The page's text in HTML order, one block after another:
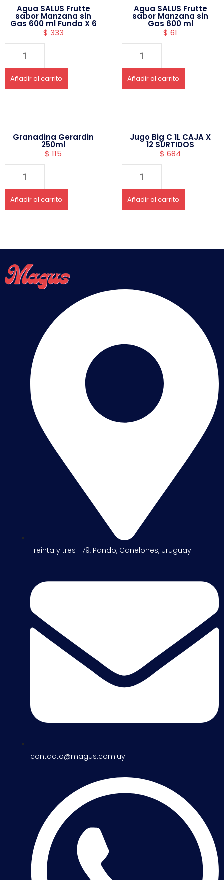
Agua SALUS Frutte
sabor Manzana sin
Gas 600 ml Funda X 6
$ 333
Añadir al carrito
Agua SALUS Frutte
sabor Manzana sin
Gas 600 ml
$ 61
Añadir al carrito
Granadina Gerardin
250ml
$ 115
Añadir al carrito
Jugo Big C 1L CAJA X
12 SURTIDOS
$ 684
Añadir al carrito
Treinta y tres 1179, Pando, Canelones, Uruguay.
contacto@magus.com.uy